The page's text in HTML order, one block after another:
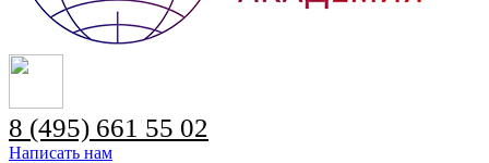
8 (495) 661 55 02
Написать нам